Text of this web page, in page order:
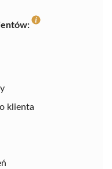
klienta